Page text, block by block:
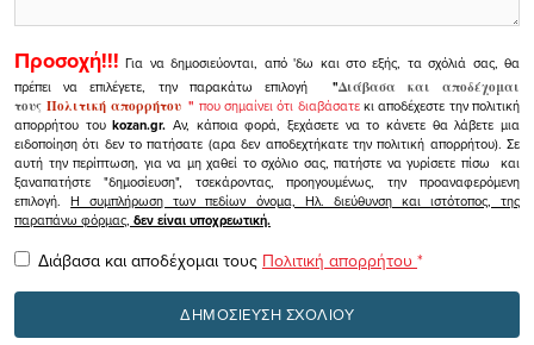
Προσοχή!!! Για να δημοσιεύονται, από 'δω και στο εξής, τα σχόλιά σας, θα
πρέπει να επιλέγετε, την παρακάτω επιλογή
"Διάβασα και αποδέχομαι
τουςΠολιτική απορρήτου" που σημαίνει ότι διαβάσατεκι αποδέχεστε την πολιτική
απορρήτου τουkozan.gr. Αν, κάποια φορά, ξεχάσετε να το κάνετε θα λάβετε μια
ειδοποίηση ότι δεν το πατήσατε (αρα δεν αποδεχτήκατε την πολιτική απορρήτου). Σε
αυτή την περίπτωση, για να μη χαθεί το σχόλιο σας, πατήστε να γυρίσετε πίσω και
ξαναπατήστε "δημοσίευση", τσεκάροντας, προηγουμένως, την προαναφερόμενη
επιλογή.Η συμπλήρωση των πεδίων όνομα, Ηλ. διεύθυνση και ιστότοπος, της
παραπάνω φόρμας, δεν είναι υποχρεωτική.
Διάβασα και αποδέχομαι τους Πολιτική απορρήτου *